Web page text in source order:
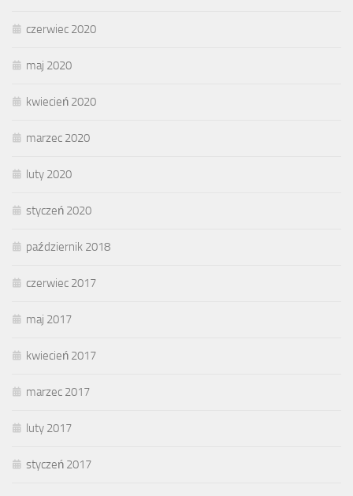
czerwiec 2020
maj 2020
kwiecień 2020
marzec 2020
luty 2020
styczeń 2020
październik 2018
czerwiec 2017
maj 2017
kwiecień 2017
marzec 2017
luty 2017
styczeń 2017